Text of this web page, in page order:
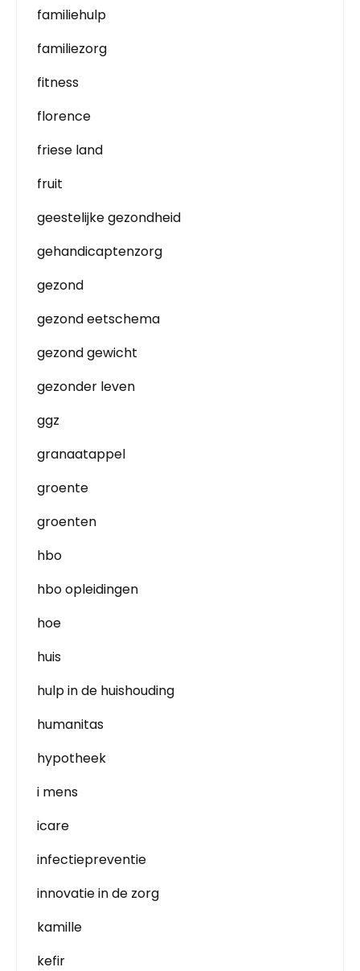
familiehulp
familiezorg
fitness
florence
friese land
fruit
geestelijke gezondheid
gehandicaptenzorg
gezond
gezond eetschema
gezond gewicht
gezonder leven
ggz
granaatappel
groente
groenten
hbo
hbo opleidingen
hoe
huis
hulp in de huishouding
humanitas
hypotheek
i mens
icare
infectiepreventie
innovatie in de zorg
kamille
kefir